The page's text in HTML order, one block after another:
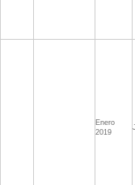
Enero
2019